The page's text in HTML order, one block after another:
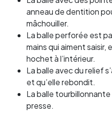
anneau de dentition
mâchouiller.
La balle perforée est
mains qui aiment saisir,
hochet à l’intérieur.
La balle avec du relief
et qu’elle rebondit.
La balle tourbillonnante
presse.